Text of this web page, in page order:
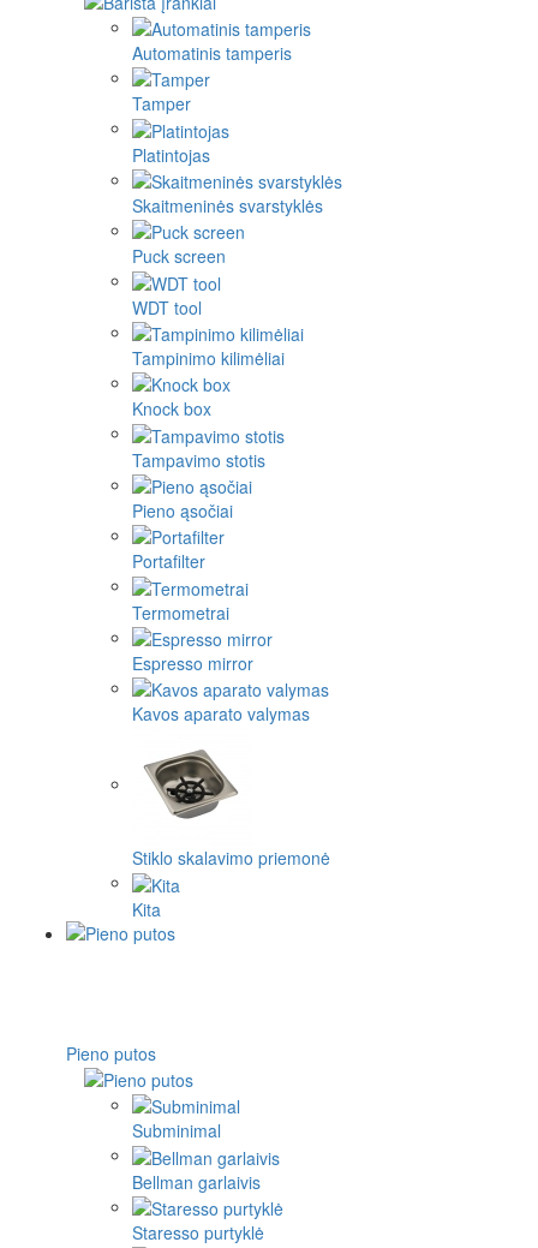
Automatinis tamperis
Tamper
Platintojas
Skaitmeninės svarstyklės
Puck screen
WDT tool
Tampinimo kilimėliai
Knock box
Tampavimo stotis
Pieno ąsočiai
Portafilter
Termometrai
Espresso mirror
Kavos aparato valymas
Stiklo skalavimo priemonė
Kita
Pieno putos
Subminimal
Bellman garlaivis
Staresso purtyklė